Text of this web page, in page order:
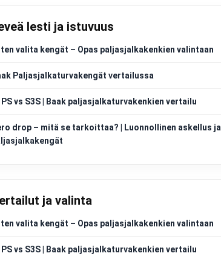
lesti ja istuvuus
valita kengät – Opas paljasjalkakenkien valintaan
Paljasjalkaturvakengät vertailussa
vs S3S | Baak paljasjalkaturvakenkien vertailu
drop – mitä se tarkoittaa? | Luonnollinen askellus ja
ja valinta
valita kengät – Opas paljasjalkakenkien valintaan
vs S3S | Baak paljasjalkaturvakenkien vertailu